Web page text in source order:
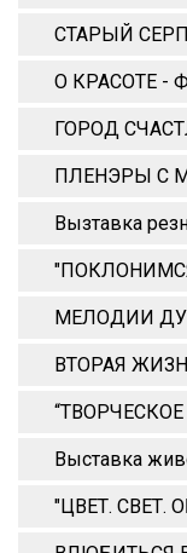
СТАРЫЙ
О КРАСОТЕ -
ГОРОД
ПЛЕНЭРЫ С
Вызтавка
МЕЛОДИИ
ВТОРАЯ
Выставка
"ЦВЕТ. СВЕТ.